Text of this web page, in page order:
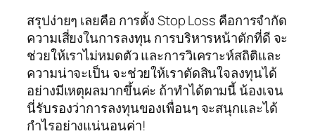
สรุปง่ายๆ เลยคือ การตั้ง Stop Loss คือการจำกัด
ความเสี่ยงในการลงทุน การบริหารหน้าตักที่ดี จะ
ช่วยให้เราไม่หมดตัว และการวิเคราะห์สถิติและ
ความน่าจะเป็น จะช่วยให้เราตัดสินใจลงทุนได้
อย่างมีเหตุผลมากขึ้นค่ะ ถ้าทำได้ตามนี้ น้องเจน
นี่รับรองว่าการลงทุนของเพื่อนๆ จะสนุกและได้
กำไรอย่างแน่นอนค่า!